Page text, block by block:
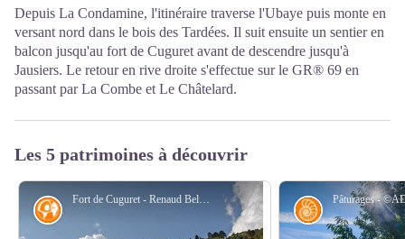
Depuis La Condamine, l'itinéraire traverse l'Ubaye puis monte en
versant nord dans le bois des Tardées. Il suit ensuite un sentier en
balcon jusqu'au fort de Cuguret avant de descendre jusqu'à
Jausiers. Le retour en rive droite s'effectue sur le GR® 69 en
passant par La Combe et Le Châtelard.
Les 5 patrimoines à découvrir
Fort de Cuguret - Renaud Bellucci
Histoire Géologie